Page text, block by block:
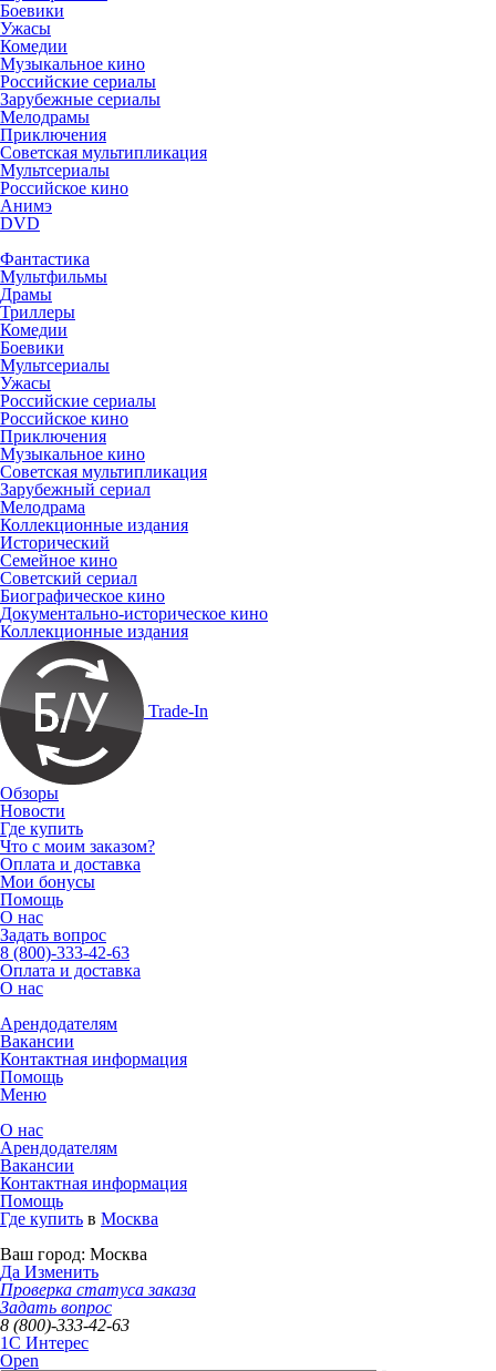
Боевики
Ужасы
Комедии
Музыкальное кино
Российские сериалы
Зарубежные сериалы
Мелодрамы
Приключения
Советская мультипликация
Мультсериалы
Российское кино
Анимэ
DVD
Фантастика
Мультфильмы
Драмы
Триллеры
Комедии
Боевики
Мультсериалы
Ужасы
Российские сериалы
Российское кино
Приключения
Музыкальное кино
Советская мультипликация
Зарубежный сериал
Мелодрама
Коллекционные издания
Исторический
Семейное кино
Советский сериал
Биографическое кино
Документально-историческое кино
Коллекционные издания
Trade-In
Обзоры
Новости
Где купить
Что с моим заказом?
Оплата и доставка
Мои бонусы
Помощь
О нас
Задать вопрос
8 (800)-333-42-63
Оплата и доставка
О нас
Арендодателям
Вакансии
Контактная информация
Помощь
Меню
О нас
Арендодателям
Вакансии
Контактная информация
Помощь
Где купить в Москва
Ваш город: Москва
Да Изменить
Проверка статуса заказа
Задать вопрос
8 (800)-333-42-63
1C Интерес
Open